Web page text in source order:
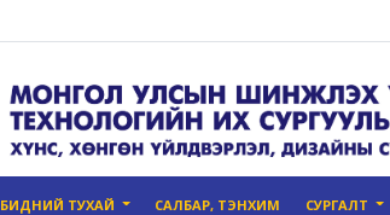
БИДНИЙ ТУХАЙ САЛБАР, ТЭНХИМ СУРГАЛТ